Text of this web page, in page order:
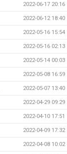
2022-06-17 20:16
2022-06-12 18:40
2022-05-16 15:54
2022-05-16 02:13
2022-05-14 00:03
2022-05-08 16:59
2022-05-07 13:40
2022-04-29 09:29
2022-04-10 17:51
2022-04-09 17:32
2022-04-08 10:02